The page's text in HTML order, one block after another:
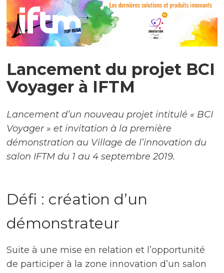
Lancement du projet BCI
Voyager à IFTM
Lancement d’un nouveau projet intitulé « BCI
Voyager » et invitation à la première
démonstration au Village de l’innovation du
salon IFTM du 1 au 4 septembre 2019.
Défi : création d’un
démonstrateur
Suite à une mise en relation et l’opportunité
de participer à la zone innovation d’un salon